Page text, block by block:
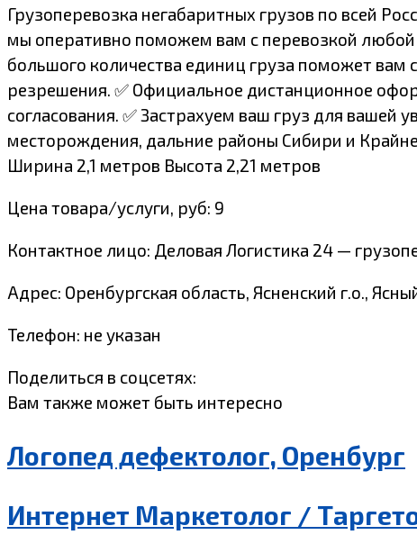
Грузоперевозка негабаритных грузов по всей
мы оперативно поможем вам с перевозкой
большого количества единиц груза поможет
резрешения. ✅ Официальное дистанционное
согласования. ✅ Застрахуем ваш груз для
месторождения, дальние районы Сибири и
Ширина 2,1 метров Высота 2,21 метров
Цена товара/услуги, руб: 9
Контактное лицо: Деловая Логистика 24 —
Адрес: Оренбургская область, Ясненский г.о.,
Телефон: не указан
Поделиться в соцсетях:
Вам также может быть интересно
Логопед дефектолог, Оренбург
Интернет Маркетолог /